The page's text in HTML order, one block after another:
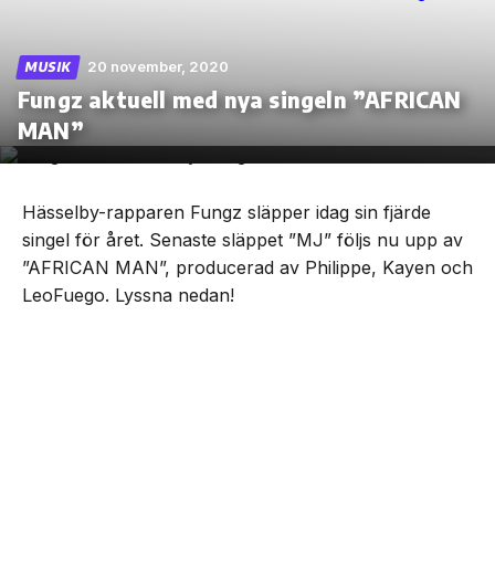
Skip
the
content
MUSIK 20 november, 2020
Fungz aktuell med nya singeln ”AFRICAN
MAN”
Hässelby-rapparen Fungz släpper idag sin fjärde
singel för året. Senaste släppet ”MJ” följs nu upp av
”AFRICAN MAN”, producerad av Philippe, Kayen och
LeoFuego. Lyssna nedan!